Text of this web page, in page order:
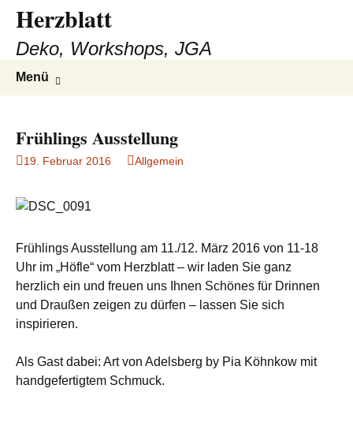
Herzblatt
Deko, Workshops, JGA
Menü
Frühlings Ausstellung
19. Februar 2016 Allgemein
Frühlings Ausstellung am 11./12. März 2016 von 11-18
Uhr im „Höfle“ vom Herzblatt – wir laden Sie ganz
herzlich ein und freuen uns Ihnen Schönes für Drinnen
und Draußen zeigen zu dürfen – lassen Sie sich
inspirieren.
Als Gast dabei: Art von Adelsberg by Pia Köhnkow mit
handgefertigtem Schmuck.